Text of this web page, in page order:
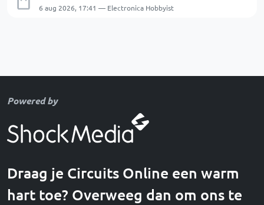
6 aug 2026, 17:41 — Electronica Hobbyist
Powered by
Draag je Circuits Online een warm
hart toe? Overweeg dan om ons te